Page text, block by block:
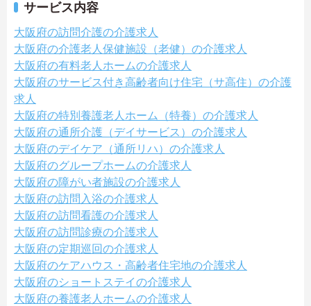
サービス内容
大阪府の訪問介護の介護求人
大阪府の介護老人保健施設（老健）の介護求人
大阪府の有料老人ホームの介護求人
大阪府のサービス付き高齢者向け住宅（サ高住）の介護
求人
大阪府の特別養護老人ホーム（特養）の介護求人
大阪府の通所介護（デイサービス）の介護求人
大阪府のデイケア（通所リハ）の介護求人
大阪府のグループホームの介護求人
大阪府の障がい者施設の介護求人
大阪府の訪問入浴の介護求人
大阪府の訪問看護の介護求人
大阪府の訪問診療の介護求人
大阪府の定期巡回の介護求人
大阪府のケアハウス・高齢者住宅地の介護求人
大阪府のショートステイの介護求人
大阪府の養護老人ホームの介護求人